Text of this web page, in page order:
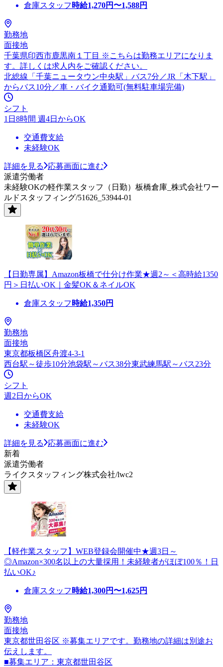
倉庫スタッフ 時給1,270円〜1,588円
勤務地
面接地
千葉県印西市鹿黒南１丁目 ※こちらは勤務エリアになりま
す。詳しくは求人内をご確認ください。
北総線「千葉ニュータウン中央駅」バス7分／JR「木下駅」
からバス10分／車・バイク通勤可(無料駐車場完備)
シフト
1日8時間 週4日からOK
交通費支給
未経験OK
詳細を見る
応募画面に進む
派遣労働者
未経験OKの軽作業スタッフ（日勤）板橋倉庫_株式会社ワー
ルドスタッフィング/51626_53944-01
【日勤専属】Amazon板橋で仕分け作業★週2～＜高時給1350
円＞日払いOK｜金髪OK＆ネイルOK
倉庫スタッフ 時給1,350円
勤務地
面接地
東京都板橋区舟渡4‐3‐1
西台駅～徒歩10分池袋駅～バス38分東武練馬駅～バス23分
シフト
週2日からOK
交通費支給
未経験OK
詳細を見る
応募画面に進む
新着
派遣労働者
ライクスタッフィング株式会社/lwc2
【軽作業スタッフ】WEB登録会開催中★週3日～
◎Amazon×300名以上の大量採用！未経験者がほぼ100％！日
払いOK♪
倉庫スタッフ 時給1,300円〜1,625円
勤務地
面接地
東京都世田谷区 ※募集エリアです。勤務地の詳細は別途お
伝えします。
■募集エリア：東京都世田谷区